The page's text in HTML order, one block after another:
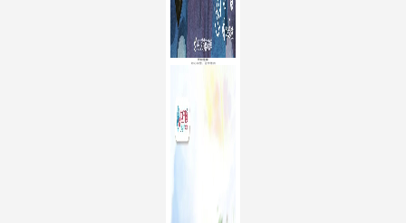
世纪佳缘
初心如雪，爱你依旧